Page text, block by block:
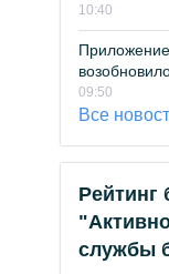
10:40
09:50
Все
Рейтинг
службы